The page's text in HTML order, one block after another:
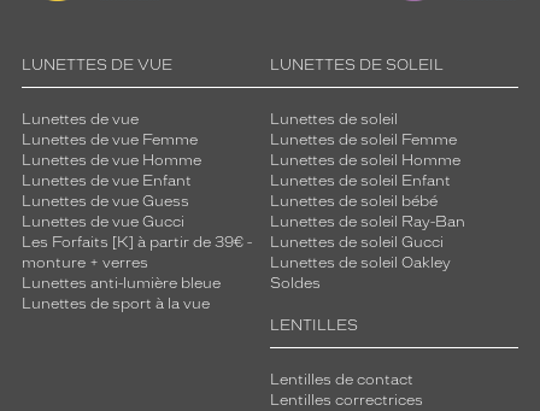
LUNETTES DE VUE
Lunettes de vue
Lunettes de vue Femme
Lunettes de vue Homme
Lunettes de vue Enfant
Lunettes de vue Guess
Lunettes de vue Gucci
Les Forfaits [K] à partir de 39€ -
monture + verres
Lunettes anti-lumière bleue
Lunettes de sport à la vue
LUNETTES DE SOLEIL
Lunettes de soleil
Lunettes de soleil Femme
Lunettes de soleil Homme
Lunettes de soleil Enfant
Lunettes de soleil bébé
Lunettes de soleil Ray-Ban
Lunettes de soleil Gucci
Lunettes de soleil Oakley
Soldes
LENTILLES
Lentilles de contact
Lentilles correctrices